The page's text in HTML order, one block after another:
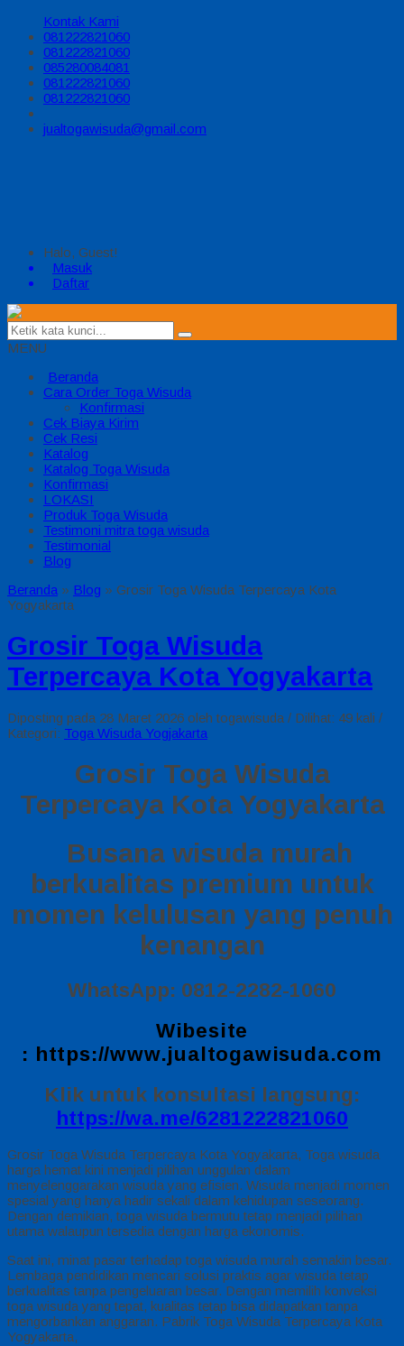
Kontak Kami
081222821060
081222821060
085280084081
081222821060
081222821060
jualtogawisuda@gmail.com
Halo, Guest!
Masuk
Daftar
MENU
Beranda
Cara Order Toga Wisuda
Konfirmasi
Cek Biaya Kirim
Cek Resi
Katalog
Katalog Toga Wisuda
Konfirmasi
LOKASI
Produk Toga Wisuda
Testimoni mitra toga wisuda
Testimonial
Blog
Beranda » Blog » Grosir Toga Wisuda Terpercaya Kota
Yogyakarta
Grosir Toga Wisuda
Terpercaya Kota Yogyakarta
Diposting pada 28 Maret 2026 oleh togawisuda / Dilihat: 49 kali /
Kategori: Toga Wisuda Yogjakarta
Grosir Toga Wisuda
Terpercaya Kota Yogyakarta
Busana wisuda murah
berkualitas premium untuk
momen kelulusan yang penuh
kenangan
WhatsApp: 0812-2282-1060
Wibesite
: https://www.jualtogawisuda.com
Klik untuk konsultasi langsung:
https://wa.me/6281222821060
Grosir Toga Wisuda Terpercaya Kota Yogyakarta, Toga wisuda
harga hemat kini menjadi pilihan unggulan dalam
menyelenggarakan wisuda yang efisien. Wisuda menjadi momen
spesial yang hanya hadir sekali dalam kehidupan seseorang.
Dengan demikian, toga wisuda bermutu tetap menjadi pilihan
utama walaupun tersedia dengan harga ekonomis.
Saat ini, minat pasar terhadap toga wisuda murah semakin besar.
Lembaga pendidikan mencari solusi praktis agar wisuda tetap
berkualitas tanpa pengeluaran besar. Dengan memilih konveksi
toga wisuda yang tepat, kualitas tetap bisa didapatkan tanpa
mengorbankan anggaran. Pabrik Toga Wisuda Terpercaya Kota
Yogyakarta,